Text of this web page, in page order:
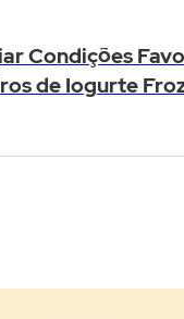
Condições
de Iogurte